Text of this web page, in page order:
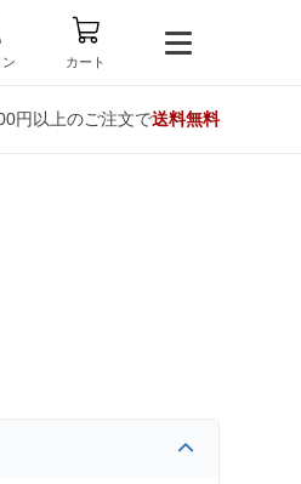
ン カート
円以上のご注文で送料無料